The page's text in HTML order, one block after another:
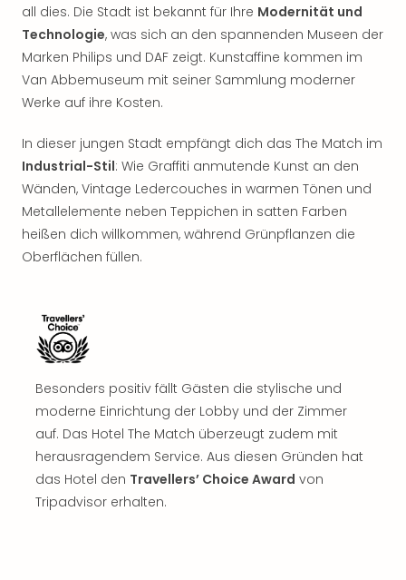
all dies. Die Stadt ist bekannt für Ihre Modernität und
Technologie, was sich an den spannenden Museen der
Marken Philips und DAF zeigt. Kunstaffine kommen im
Van Abbemuseum mit seiner Sammlung moderner
Werke auf ihre Kosten.
In dieser jungen Stadt empfängt dich das The Match im
Industrial-Stil: Wie Graffiti anmutende Kunst an den
Wänden, Vintage Ledercouches in warmen Tönen und
Metallelemente neben Teppichen in satten Farben
heißen dich willkommen, während Grünpflanzen die
Oberflächen füllen.
Besonders positiv fällt Gästen die stylische und
moderne Einrichtung der Lobby und der Zimmer
auf. Das Hotel The Match überzeugt zudem mit
herausragendem Service. Aus diesen Gründen hat
das Hotel den Travellers’ Choice Award von
Tripadvisor erhalten.